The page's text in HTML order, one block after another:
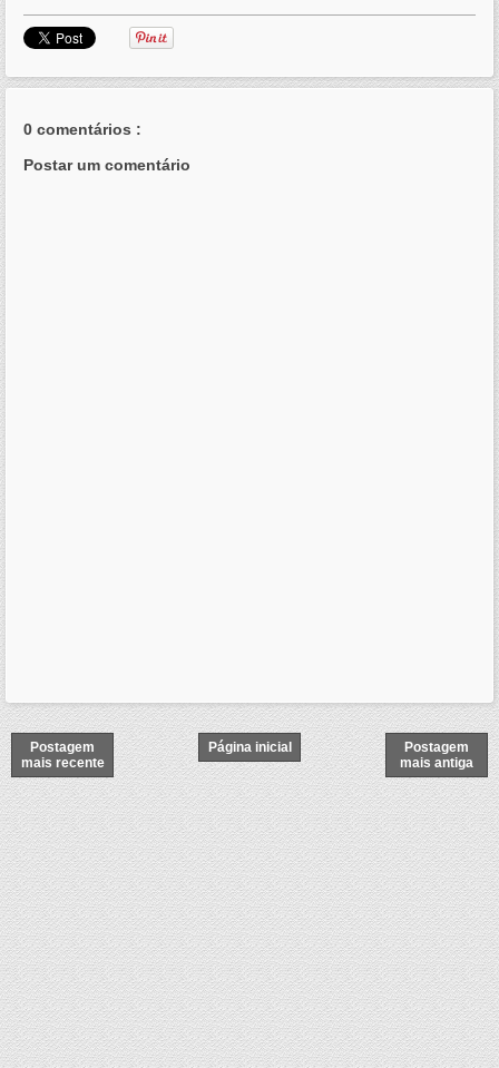
0 comentários :
Postar um comentário
Postagem
mais recente
Postagem
mais antiga
Página inicial